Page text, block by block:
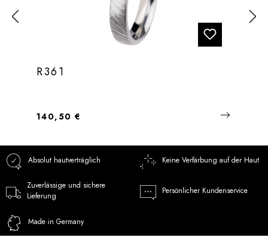
R361
Regulärer Preis:
140,50 €
Absolut hautverträglich Keine Verfärbung auf der Haut
Zuverlässige und sichere
Lieferung
Persönlicher Kundenservice
Made in Germany